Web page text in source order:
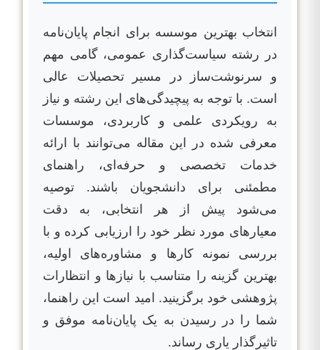
انتخاب بهترین موسسه برای انجام پایان‌نامه
در رشته سیاست‌گذاری عمومی، گامی مهم
و سرنوشت‌ساز در مسیر تحصیلات عالی
است. با توجه به پیچیدگی‌های این رشته و نیاز
به رویکردی علمی و کاربردی، موسسات
معرفی شده در این مقاله می‌توانند با ارائه
خدمات تخصصی و حرفه‌ای، راهنمای
مطمئنی برای دانشجویان باشند. توصیه
می‌شود پیش از هر انتخابی، به دقت
معیارهای مورد نظر خود را ارزیابی کرده و با
بررسی نمونه کارها و مشاوره‌های اولیه،
بهترین گزینه را متناسب با نیازها و انتظارات
پژوهشی خود برگزینید. امید است این راهنما،
شما را در رسیدن به یک پایان‌نامه موفق و
تاثیرگذار یاری رساند.